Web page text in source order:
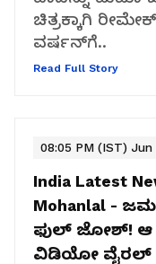
ಚಿತ್ರಕ್ಕಾಗಿ
ವರ್ಷನ್‌ಗೆ..
Read Full Story
08:05 PM (IST) Jun
India Latest
Mohanlal -
ಫುಲ್ ಜೋಶ್! ಆ
ವಿಡಿಯೋ ವೈರಲ್